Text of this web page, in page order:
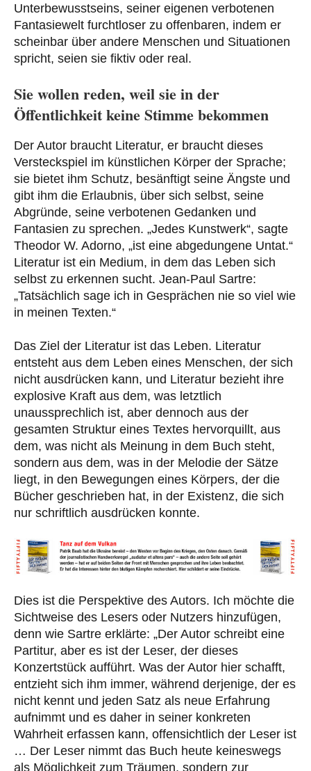
Unterbewusstseins, seiner eigenen verbotenen
Fantasiewelt furchtloser zu offenbaren, indem er
scheinbar über andere Menschen und Situationen
spricht, seien sie fiktiv oder real.
Sie wollen reden, weil sie in der
Öffentlichkeit keine Stimme bekommen
Der Autor braucht Literatur, er braucht dieses
Versteckspiel im künstlichen Körper der Sprache;
sie bietet ihm Schutz, besänftigt seine Ängste und
gibt ihm die Erlaubnis, über sich selbst, seine
Abgründe, seine verbotenen Gedanken und
Fantasien zu sprechen. „Jedes Kunstwerk“, sagte
Theodor W. Adorno, „ist eine abgedungene Untat.“
Literatur ist ein Medium, in dem das Leben sich
selbst zu erkennen sucht. Jean-Paul Sartre:
„Tatsächlich sage ich in Gesprächen nie so viel wie
in meinen Texten.“
Das Ziel der Literatur ist das Leben. Literatur
entsteht aus dem Leben eines Menschen, der sich
nicht ausdrücken kann, und Literatur bezieht ihre
explosive Kraft aus dem, was letztlich
unaussprechlich ist, aber dennoch aus der
gesamten Struktur eines Textes hervorquillt, aus
dem, was nicht als Meinung in dem Buch steht,
sondern aus dem, was in der Melodie der Sätze
liegt, in den Bewegungen eines Körpers, der die
Bücher geschrieben hat, in der Existenz, die sich
nur schriftlich ausdrücken konnte.
Dies ist die Perspektive des Autors. Ich möchte die
Sichtweise des Lesers oder Nutzers hinzufügen,
denn wie Sartre erklärte: „Der Autor schreibt eine
Partitur, aber es ist der Leser, der dieses
Konzertstück aufführt. Was der Autor hier schafft,
entzieht sich ihm immer, während derjenige, der es
nicht kennt und jeden Satz als neue Erfahrung
aufnimmt und es daher in seiner konkreten
Wahrheit erfassen kann, offensichtlich der Leser ist
… Der Leser nimmt das Buch heute keineswegs
als Möglichkeit zum Träumen, sondern zur